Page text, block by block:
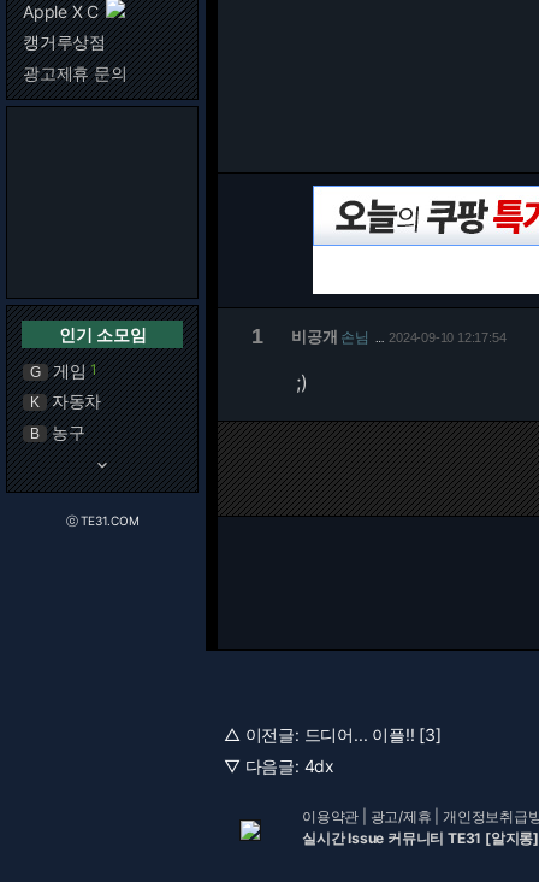
Apple X C
캥거루상점
광고제휴 문의
인기 소모임
G 게임 1
K 자동차
B 농구
keyboard_arrow_down
ⓒ TE31.COM
1 비공개 손님 2024-09-10 12:17:54
;)
△ 이전글: 드디어... 이플!! [3]
▽ 다음글: 4dx
이용약관 광고/제휴 |개인정보취급
실시간 Issue 커뮤니티 TE31 [알지